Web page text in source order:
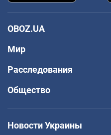
OBOZ.UA
Мир
Расследования
Общество
Новости Украины